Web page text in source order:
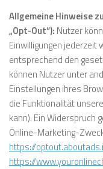
Allgemeine Hinweise
„Opt-Out“): Nutzer
Einwilligungen jederzeit
entsprechend den
können Nutzer unter
Einstellungen ihres
die Funktionalität
kann). Ein Widerspruch
Online-Marketing-
https://
https://